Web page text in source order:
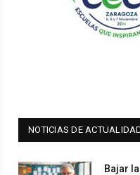
NOTICIAS DE
Bajar